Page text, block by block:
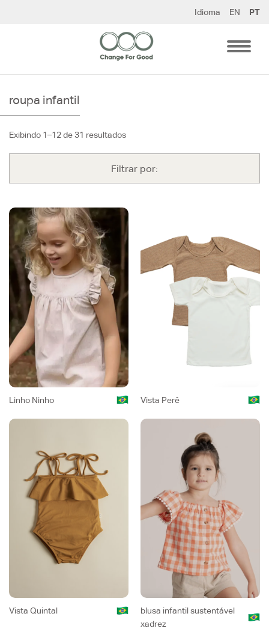
Idioma EN PT
roupa infantil
Exibindo 1–12 de 31 resultados
Filtrar por:
Linho Ninho Vista Perê
Vista Quintal
blusa infantil sustentável
xadrez